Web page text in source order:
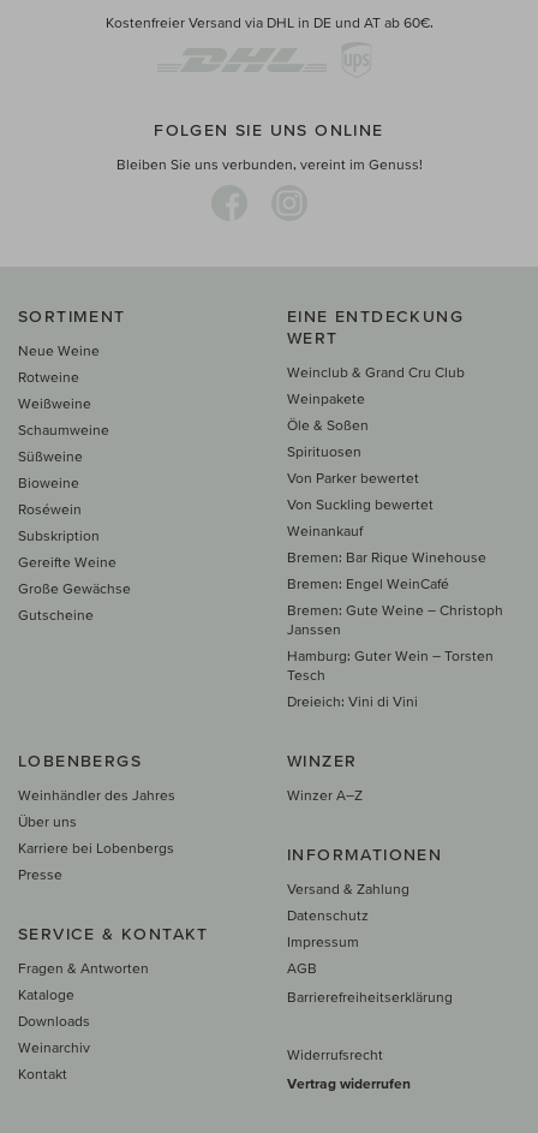
Kostenfreier Versand via DHL in DE und AT ab 60€.
FOLGEN SIE UNS ONLINE
Bleiben Sie uns verbunden, vereint im Genuss!
SORTIMENT
Neue Weine
Rotweine
Weißweine
Schaumweine
Süßweine
Bioweine
Roséwein
Subskription
Gereifte Weine
Große Gewächse
Gutscheine
EINE ENTDECKUNG
WERT
Weinclub & Grand Cru Club
Weinpakete
Öle & Soßen
Spirituosen
Von Parker bewertet
Von Suckling bewertet
Weinankauf
Bremen: Bar Rique Winehouse
Bremen: Engel WeinCafé
Bremen: Gute Weine – Christoph
Janssen
Hamburg: Guter Wein – Torsten
Tesch
Dreieich: Vini di Vini
LOBENBERGS
Weinhändler des Jahres
Über uns
Karriere bei Lobenbergs
Presse
SERVICE & KONTAKT
Fragen & Antworten
Kataloge
Downloads
Weinarchiv
Kontakt
WINZER
Winzer A–Z
INFORMATIONEN
Versand & Zahlung
Datenschutz
Impressum
AGB
Barrierefreiheitserklärung
Widerrufsrecht
Vertrag widerrufen